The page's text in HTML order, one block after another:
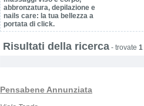
abbronzatura, depilazione e
nails care: la tua bellezza a
portata di click.
Risultati della ricerca - trovate 1
Pensabene Annunziata